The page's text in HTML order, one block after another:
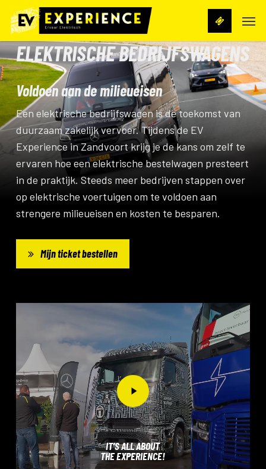
Skip
main
content
Menu
ELEKTRISCHE BEDRIJFSWAGENS
Voldoen aan de milieueisen
Een elektrische bedrijfswagen is de toekomst van
duurzaam zakelijk vervoer. Tijdens de EV
Experience in Zandvoort krijg je de kans om zelf te
ervaren hoe een elektrische bestelwagen presteert
in de praktijk. Steeds meer bedrijven stappen over
op elektrische voertuigen om te voldoen aan
strengere milieueisen en kosten te besparen.
Mijn ticket bestellen
IT’S ALL ABOUT
THE EXPERIENCE!